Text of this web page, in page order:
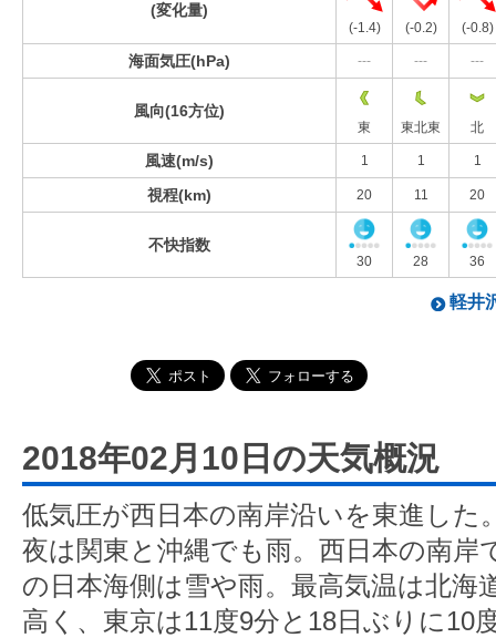
(変化量)
(-1.4) (-0.2) (-0.8)
海面気圧(hPa) --- --- ---
風向(16方位)
東 東北東 北
風速(m/s) 1 1 1
視程(km) 20 11 20
不快指数
30 28 36
軽井
2018年02月10日の天気概況
低気圧が西日本の南岸沿いを東進した
夜は関東と沖縄でも雨。西日本の南岸
の日本海側は雪や雨。最高気温は北海
高く、東京は11度9分と18日ぶりに10